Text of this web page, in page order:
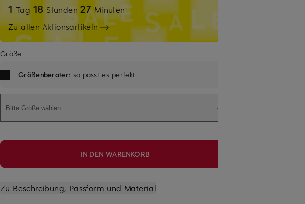
1 Tag 18 Stunden27Minuten
Zu allen Aktionsartikeln
Größe
Größenberater: so passt es perfekt
Bitte Größe wählen
IN DEN WARENKORB
Zu Beschreibung, Passform und Material